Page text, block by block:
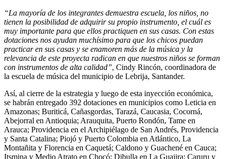
“La mayoría de los integrantes demuestra escuela, los niños, no
tienen la posibilidad de adquirir su propio instrumento, el cuál es
muy importante para que ellos practiquen en sus casas. Con estas
dotaciones nos ayudan muchísimo para que los chicos puedan
practicar en sus casas y se enamoren más de la música y la
relevancia de este proyecta radican en que nuestros niños se forman
con instrumentos de alta calidad”, Cindy Rincón, coordinadora de
la escuela de música del municipio de Lebrija, Santander.
Así, al cierre de la estrategia y luego de esta inyección económica,
se habrán entregado 392 dotaciones en municipios como Leticia en
Amazonas; Buriticá, Cañasgordas, Tarazá, Caucasia, Cocorná,
Abejorral en Antioquia; Arauquita, Puerto Rondón, Tame en
Arauca; Providencia en el Archipiélago de San Andrés, Providencia
y Santa Catalina; Piojó y Puerto Colombia en Atlántico, La
Montañita y Florencia en Caquetá; Caldono y Guachené en Cauca;
Itsmina y Medio Atrato en Chocó; Dibulla en La Guajira; Caruru y